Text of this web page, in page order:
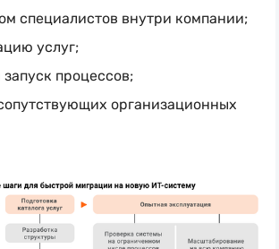
специалистов внутри компании;
услуг;
процессов;
организационных